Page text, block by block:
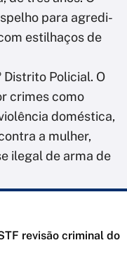
para agredi-
estilhaços de
Distrito Policial. O
crimes como
doméstica,
a mulher,
ilegal de arma de
revisão criminal do